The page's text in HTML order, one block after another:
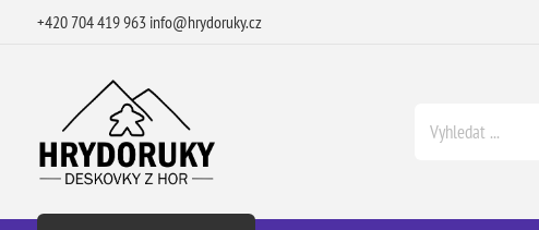
+420 704 419 963 info@hrydoruky.cz